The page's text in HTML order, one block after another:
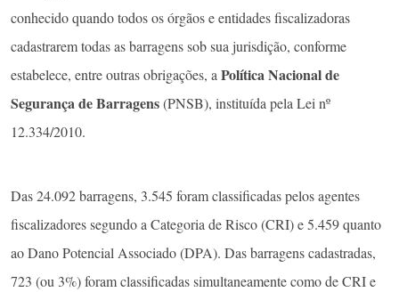
conhecido quando todos os órgãos e entidades fiscalizadoras
cadastrarem todas as barragens sob sua jurisdição, conforme
estabelece, entre outras obrigações, a Política Nacional de
Segurança de Barragens(PNSB), instituída pela Lei nº
12.334/2010.
Das 24.092 barragens, 3.545 foram classificadas pelos agentes
fiscalizadores segundo a Categoria de Risco (CRI) e 5.459 quanto
ao Dano Potencial Associado (DPA). Das barragens cadastradas,
723 (ou 3%) foram classificadas simultaneamente como de CRI e